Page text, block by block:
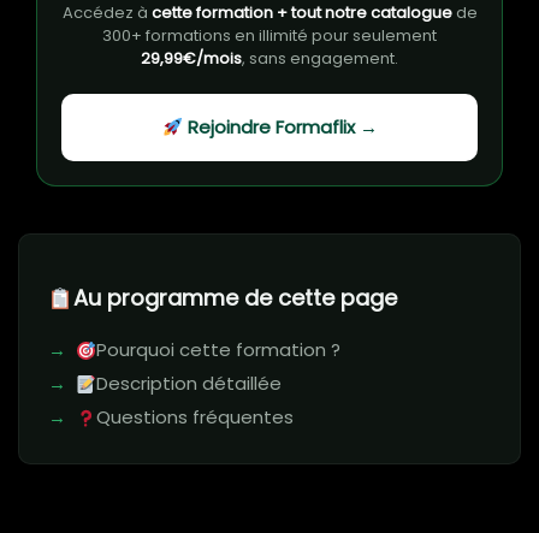
Au programme de cette page
Pourquoi cette formation ?
Description détaillée
Questions fréquentes
Accédez à cette formation + tout notre cataloguede
300+ formations en illimité pour seulement
29,99€/mois, sans engagement.
Rejoindre Formaflix →